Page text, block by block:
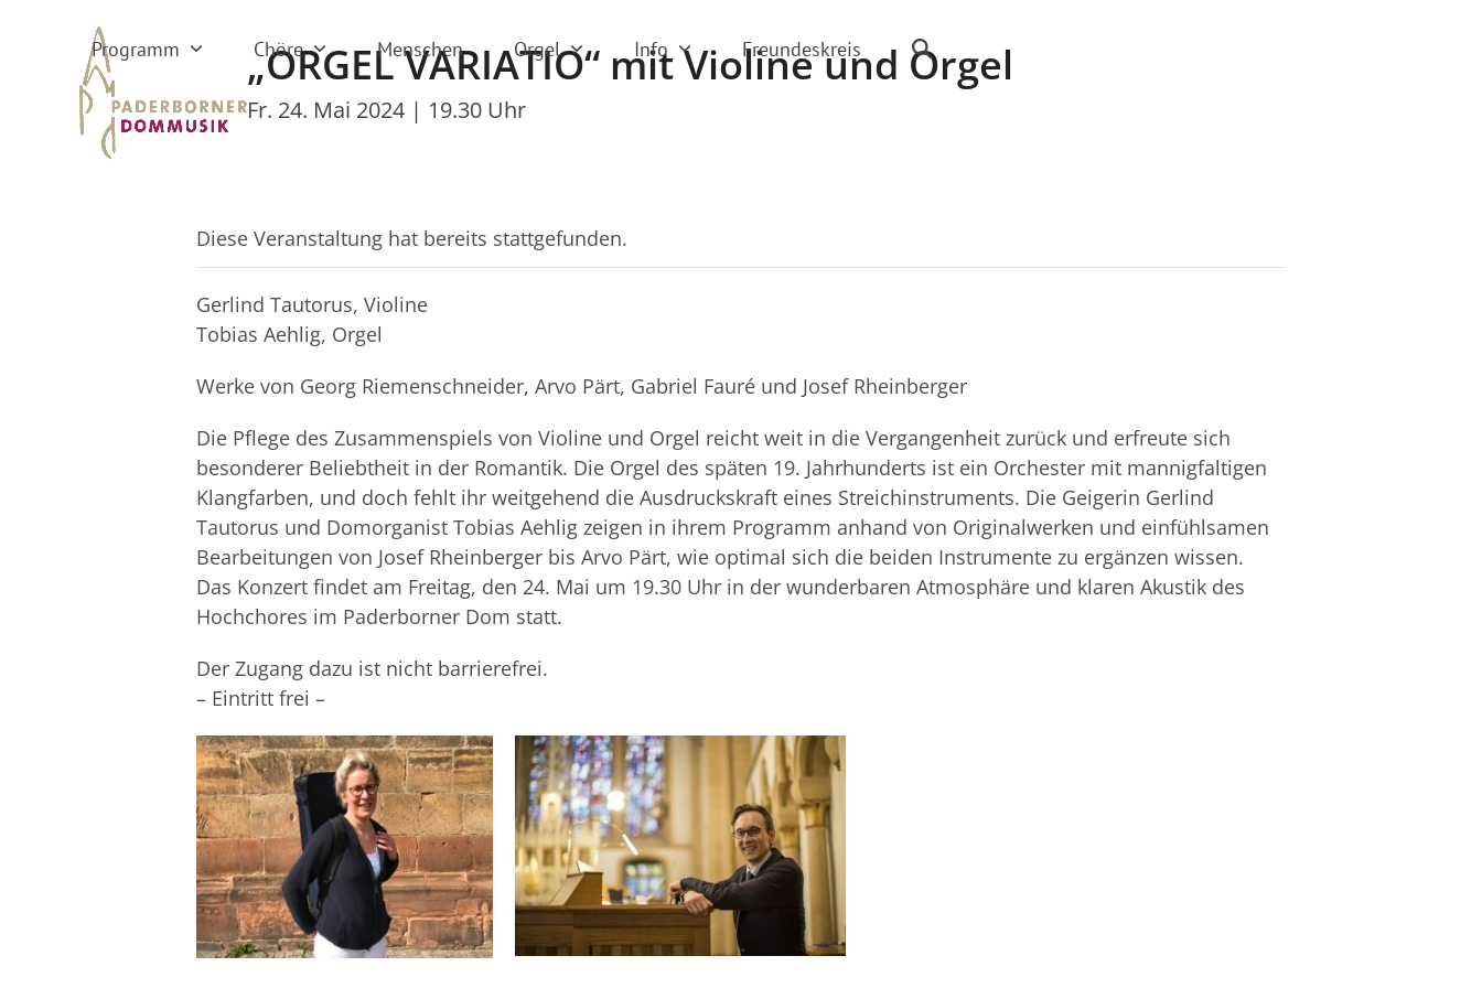
Programm Chöre Menschen Orgel Info Freundeskreis
„ORGEL VARIATIO“ mit Violine und Orgel
Fr. 24. Mai 2024 | 19.30 Uhr
Diese Veranstaltung hat bereits stattgefunden.
Gerlind Tautorus, Violine
Tobias Aehlig, Orgel
Werke von Georg Riemenschneider, Arvo Pärt, Gabriel Fauré und Josef Rheinberger
Die Pflege des Zusammenspiels von Violine und Orgel reicht weit in die Vergangenheit zurück und erfreute sich
besonderer Beliebtheit in der Romantik. Die Orgel des späten 19. Jahrhunderts ist ein Orchester mit mannigfaltigen
Klangfarben, und doch fehlt ihr weitgehend die Ausdruckskraft eines Streichinstruments. Die Geigerin Gerlind
Tautorus und Domorganist Tobias Aehlig zeigen in ihrem Programm anhand von Originalwerken und einfühlsamen
Bearbeitungen von Josef Rheinberger bis Arvo Pärt, wie optimal sich die beiden Instrumente zu ergänzen wissen.
Das Konzert findet am Freitag, den 24. Mai um 19.30 Uhr in der wunderbaren Atmosphäre und klaren Akustik des
Hochchores im Paderborner Dom statt.
Der Zugang dazu ist nicht barrierefrei.
– Eintritt frei –